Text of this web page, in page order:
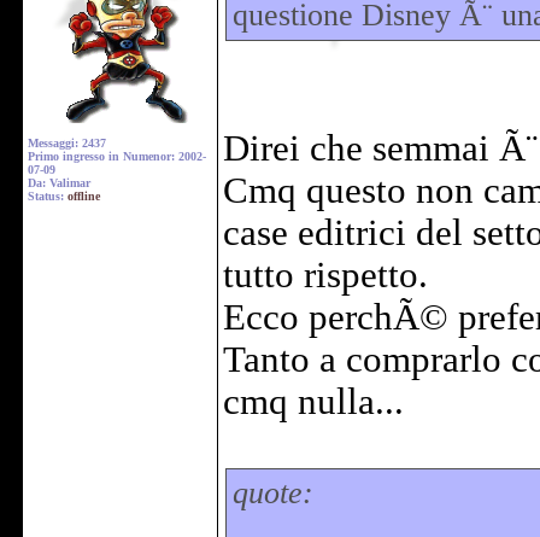
Messaggi: 2437
Primo ingresso in Numenor: 2002-
07-09
Da: Valimar
Status: offline
questione Disney Ã¨
Direi che semmai
Cmq questo non
case editrici del
tutto rispetto.
Ecco perchÃ©
Tanto a comprarlo
cmq nulla...
quote: